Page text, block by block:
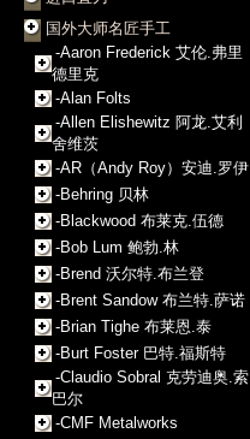
国外大师名匠手工
-Aaron Frederick 艾伦.弗里
德里克
-Alan Folts
-Allen Elishewitz 阿龙.艾利
舍维茨
-AR（Andy Roy）安迪.罗伊
-Behring 贝林
-Blackwood 布莱克.伍德
-Bob Lum 鲍勃.林
-Brend 沃尔特.布兰登
-Brent Sandow 布兰特.萨诺
-Brian Tighe 布莱恩.泰
-Burt Foster 巴特.福斯特
-Claudio Sobral 克劳迪奥.索
巴尔
-CMF Metalworks